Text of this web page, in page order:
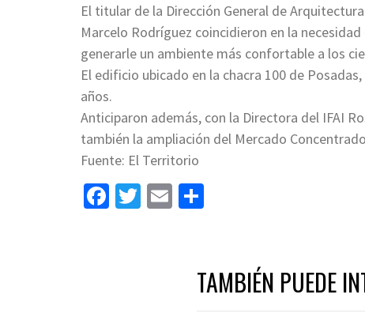
El titular de la Dirección General de
Marcelo Rodríguez coincidieron en la
generarle un ambiente más confortable a los
El edificio ubicado en la chacra 100 de
años.
Anticiparon además, con la Directora del IFAI
también la ampliación del Mercado
Fuente: El Territorio
Facebook
Twitter
Email
TAMBIÉN PUEDE